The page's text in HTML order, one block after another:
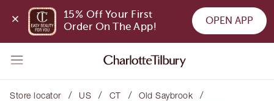
15% Off Your First
Order On The App!
OPEN APP
Store locator / US / CT / Old Saybrook /